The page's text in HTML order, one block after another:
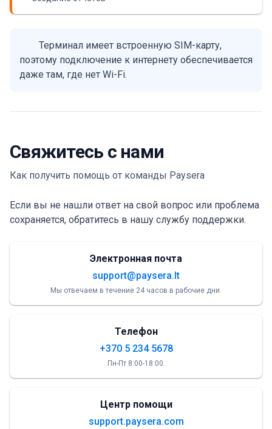
Терминал имеет встроенную SIM-карту,
поэтому подключение к интернету обеспечивается
даже там, где нет Wi-Fi.
Свяжитесь с нами
Как получить помощь от команды Paysera
Если вы не нашли ответ на свой вопрос или проблема
сохраняется, обратитесь в нашу службу поддержки.
Электронная почта
support@paysera.lt
Мы отвечаем в течение 24 часов в рабочие дни.
Телефон
+370 5 234 5678
Пн-Пт 8:00-18:00.
Центр помощи
support.paysera.com